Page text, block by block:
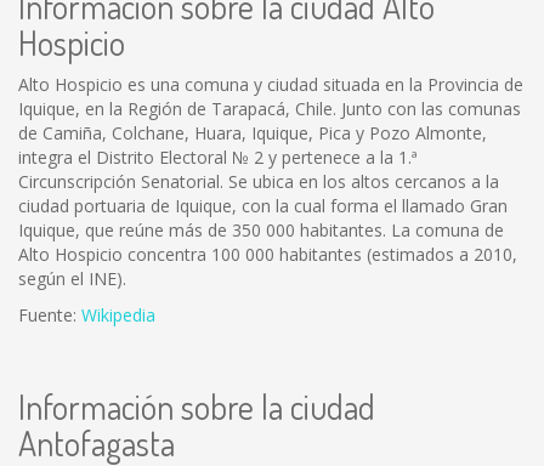
Hospicio
Alto Hospicio es una comuna y ciudad situada en la Provincia de
Iquique, en la Región de Tarapacá, Chile. Junto con las comunas
de Camiña, Colchane, Huara, Iquique, Pica y Pozo Almonte,
integra el Distrito Electoral № 2 y pertenece a la 1.ª
Circunscripción Senatorial. Se ubica en los altos cercanos a la
ciudad portuaria de Iquique, con la cual forma el llamado Gran
Iquique, que reúne más de 350 000 habitantes. La comuna de
Alto Hospicio concentra 100 000 habitantes (estimados a 2010,
según el INE).
Fuente: Wikipedia
Información sobre la ciudad
Antofagasta